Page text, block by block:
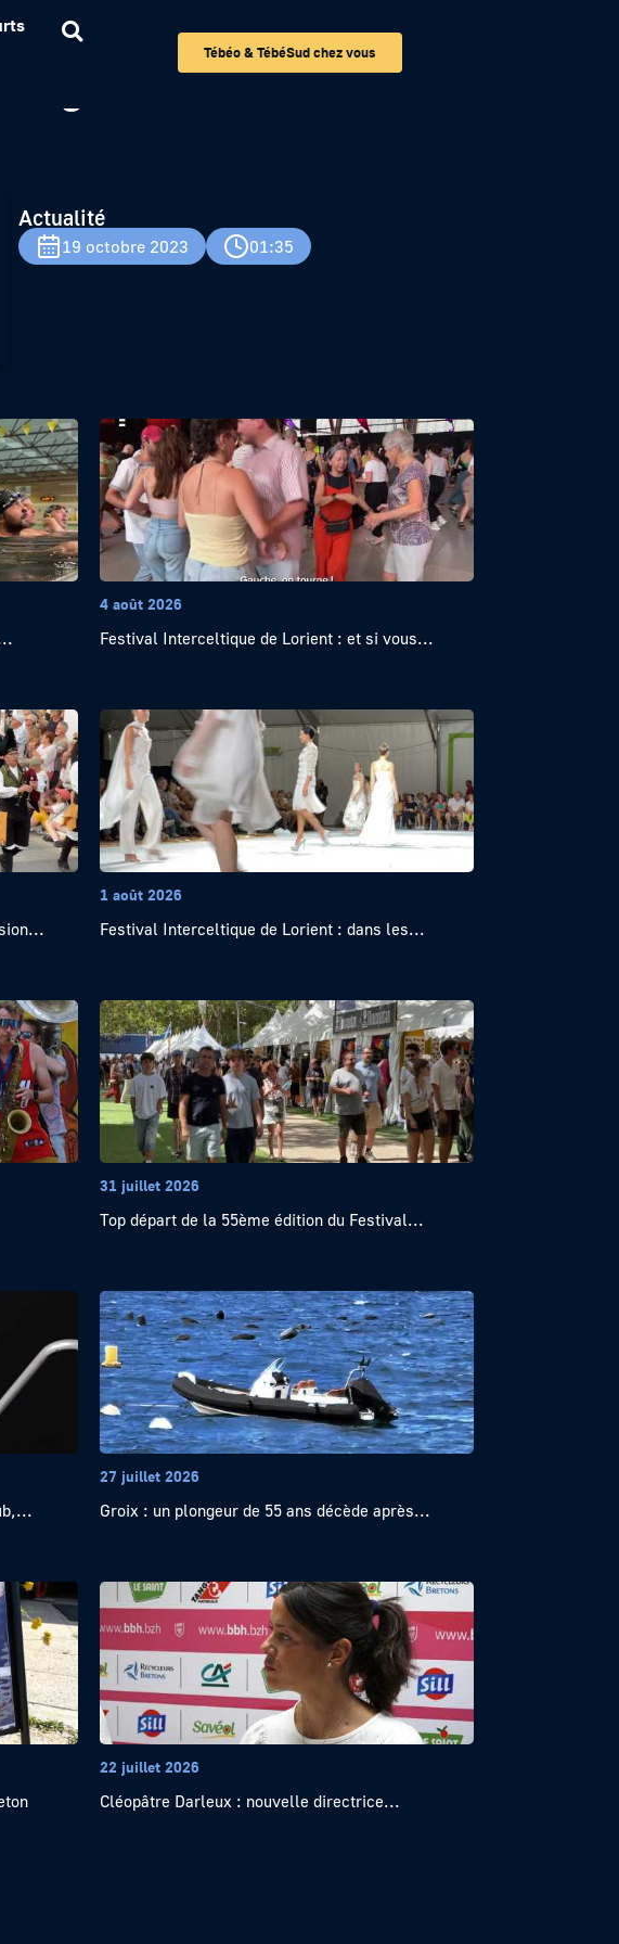
Tébéo & TébéSud chez vous
guetteur ?
Actualité
19 octobre 2023 01:35
4 août 2026
Festival Interceltique de Lorient : et si vous...
1 août 2026
Festival Interceltique de Lorient : dans les...
31 juillet 2026
Top départ de la 55ème édition du Festival...
27 juillet 2026
Groix : un plongeur de 55 ans décède après...
22 juillet 2026
Cléopâtre Darleux : nouvelle directrice...